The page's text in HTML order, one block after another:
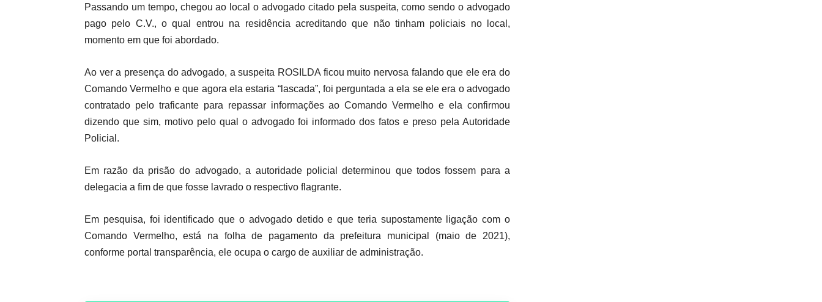
Passando um tempo, chegou ao local o advogado citado pela suspeita, como sendo o advogado
pago pelo C.V., o qual entrou na residência acreditando que não tinham policiais no local,
momento em que foi abordado.
Ao ver a presença do advogado, a suspeita ROSILDA ficou muito nervosa falando que ele era do
Comando Vermelho e que agora ela estaria “lascada”, foi perguntada a ela se ele era o advogado
contratado pelo traficante para repassar informações ao Comando Vermelho e ela confirmou
dizendo que sim, motivo pelo qual o advogado foi informado dos fatos e preso pela Autoridade
Policial.
Em razão da prisão do advogado, a autoridade policial determinou que todos fossem para a
delegacia a fim de que fosse lavrado o respectivo flagrante.
Em pesquisa, foi identificado que o advogado detido e que teria supostamente ligação com o
Comando Vermelho, está na folha de pagamento da prefeitura municipal (maio de 2021),
conforme portal transparência, ele ocupa o cargo de auxiliar de administração.